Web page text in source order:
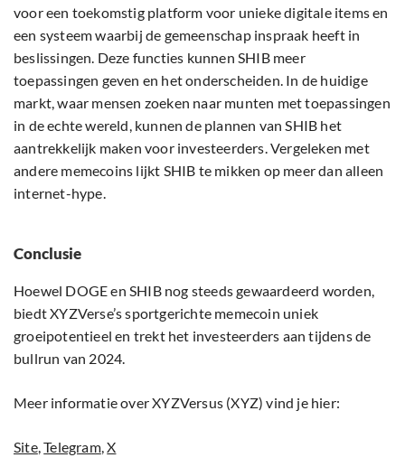
voor een toekomstig platform voor unieke digitale items en
een systeem waarbij de gemeenschap inspraak heeft in
beslissingen. Deze functies kunnen SHIB meer
toepassingen geven en het onderscheiden. In de huidige
markt, waar mensen zoeken naar munten met toepassingen
in de echte wereld, kunnen de plannen van SHIB het
aantrekkelijk maken voor investeerders. Vergeleken met
andere memecoins lijkt SHIB te mikken op meer dan alleen
internet-hype.
Conclusie
Hoewel DOGE en SHIB nog steeds gewaardeerd worden,
biedt XYZVerse’s sportgerichte memecoin uniek
groeipotentieel en trekt het investeerders aan tijdens de
bullrun van 2024.
Meer informatie over XYZVersus (XYZ) vind je hier:
Site,Telegram,X